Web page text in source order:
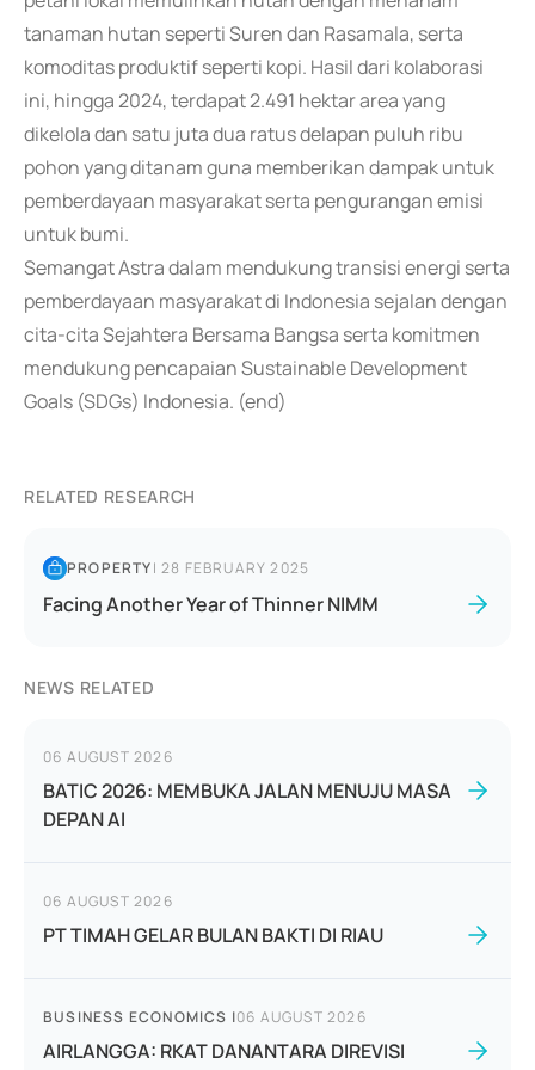
tanaman hutan seperti Suren dan Rasamala, serta
komoditas produktif seperti kopi. Hasil dari kolaborasi
ini, hingga 2024, terdapat 2.491 hektar area yang
dikelola dan satu juta dua ratus delapan puluh ribu
pohon yang ditanam guna memberikan dampak untuk
pemberdayaan masyarakat serta pengurangan emisi
untuk bumi.
Semangat Astra dalam mendukung transisi energi serta
pemberdayaan masyarakat di Indonesia sejalan dengan
cita-cita Sejahtera Bersama Bangsa serta komitmen
mendukung pencapaian Sustainable Development
Goals (SDGs) Indonesia. (end)
RELATED RESEARCH
PROPERTY|28 FEBRUARY 2025
Facing Another Year of Thinner NIMM
NEWS RELATED
06 AUGUST 2026
BATIC 2026: MEMBUKA JALAN MENUJU MASA
DEPAN AI
06 AUGUST 2026
PT TIMAH GELAR BULAN BAKTI DI RIAU
BUSINESS ECONOMICS |06 AUGUST 2026
AIRLANGGA: RKAT DANANTARA DIREVISI